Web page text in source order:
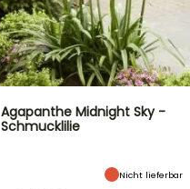
Agapanthe Midnight Sky -
Schmucklilie
Nicht lieferbar